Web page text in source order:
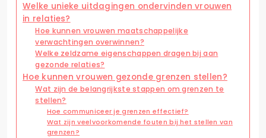
Welke unieke uitdagingen ondervinden vrouwen
in relaties?
Hoe kunnen vrouwen maatschappelijke
verwachtingen overwinnen?
Welke zeldzame eigenschappen dragen bij aan
gezonde relaties?
Hoe kunnen vrouwen gezonde grenzen stellen?
Wat zijn de belangrijkste stappen om grenzen te
stellen?
Hoe communiceer je grenzen effectief?
Wat zijn veelvoorkomende fouten bij het stellen van
grenzen?